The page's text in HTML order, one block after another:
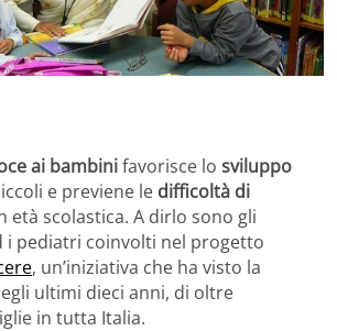
ai bambinifavorisce lo sviluppo
e previene le difficoltà di
età scolastica. A dirlo sono gli
i pediatri coinvolti nel progetto
, un’iniziativa che ha visto la
ultimi dieci anni, di oltre
in tutta Italia.